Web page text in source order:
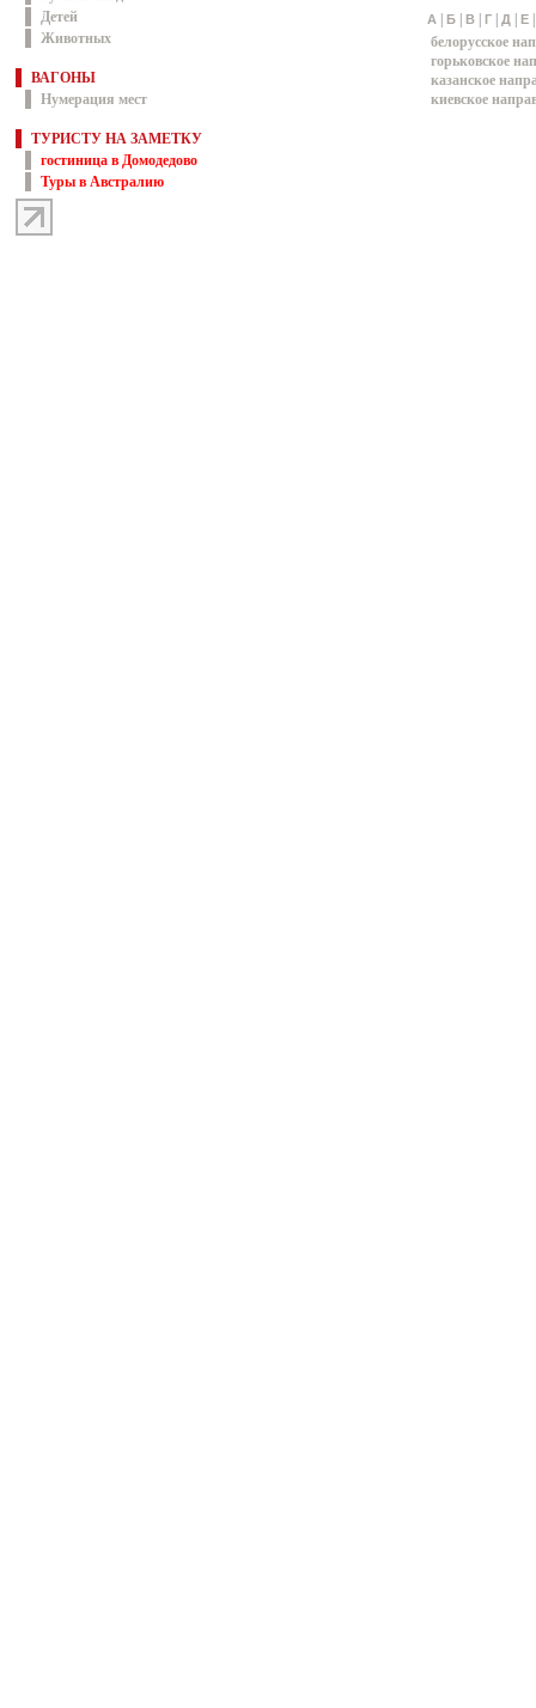
Детей
Животных
ВАГОНЫ
Нумерация мест
ТУРИСТУ НА ЗАМЕТКУ
гостиница в Домодедово
Туры в Австралию
А Б В Г Д Е
белорусское
горьковское
казанское
киевское